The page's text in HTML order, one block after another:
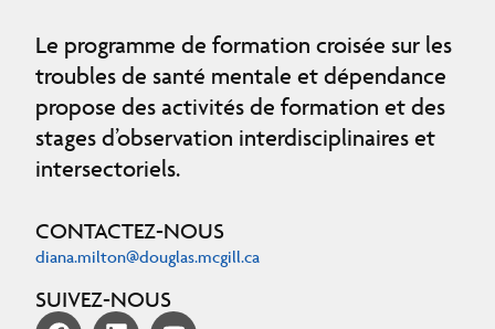
Le programme de formation croisée sur les
troubles de santé mentale et dépendance
propose des activités de formation et des
stages d’observation interdisciplinaires et
intersectoriels.
CONTACTEZ-NOUS
diana.milton@douglas.mcgill.ca
SUIVEZ-NOUS